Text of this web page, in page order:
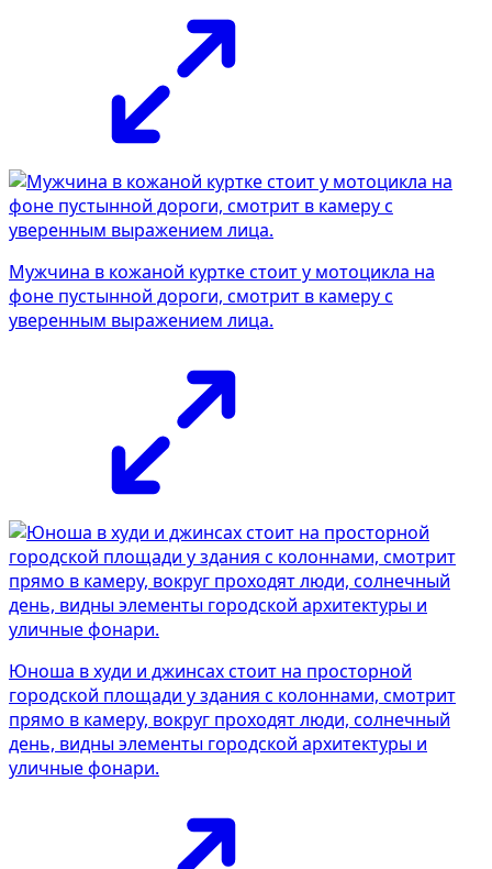
Мужчина в кожаной куртке стоит у мотоцикла на
фоне пустынной дороги, смотрит в камеру с
уверенным выражением лица.
Юноша в худи и джинсах стоит на просторной
городской площади у здания с колоннами, смотрит
прямо в камеру, вокруг проходят люди, солнечный
день, видны элементы городской архитектуры и
уличные фонари.